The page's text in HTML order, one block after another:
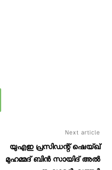
Next article
യുഎഇ പ്രസിഡന്റ് ഷെയ്ഖ്
മുഹമ്മദ് ബിന്‍ സായിദ് അല്‍